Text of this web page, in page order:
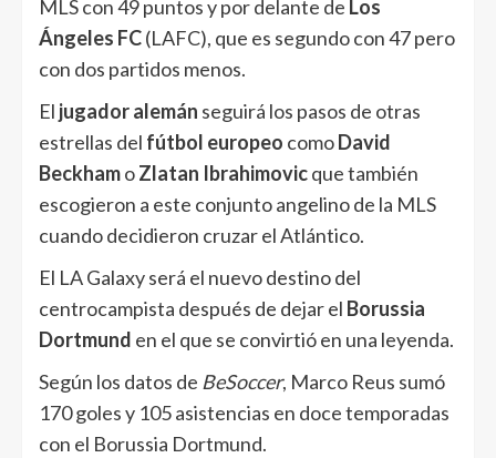
MLS con 49 puntos y por delante de Los
Ángeles FC(LAFC), que es segundo con 47 pero
con dos partidos menos.
El jugador alemán seguirá los pasos de otras
estrellas del fútbol europeo comoDavid
BeckhamoZlatan Ibrahimovicque también
escogieron a este conjunto angelino de la MLS
cuando decidieron cruzar el Atlántico.
El LA Galaxy será el nuevo destino del
centrocampista después de dejar el Borussia
Dortmund en el que se convirtió en una leyenda.
Según los datos de BeSoccer, Marco Reus sumó
170 goles y 105 asistencias en doce temporadas
con el Borussia Dortmund.